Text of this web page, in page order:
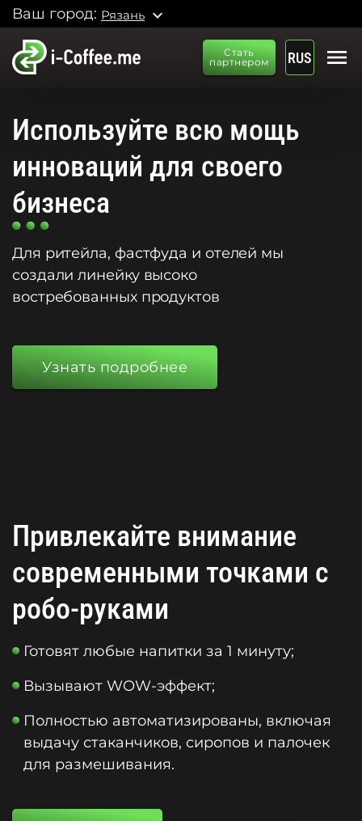
Ваш город: Рязань expand_more
Стать
партнером
RUS menu
Используйте всю мощь
инноваций для своего
бизнеса
Для ритейла, фастфуда и отелей мы
создали линейку высоко
востребованных продуктов
Узнать подробнее
Привлекайте внимание
современными точками с
робо-руками
Готовят любые напитки за 1 минуту;
Вызывают WOW-эффект;
Полностью автоматизированы, включая
выдачу стаканчиков, сиропов и палочек
для размешивания.